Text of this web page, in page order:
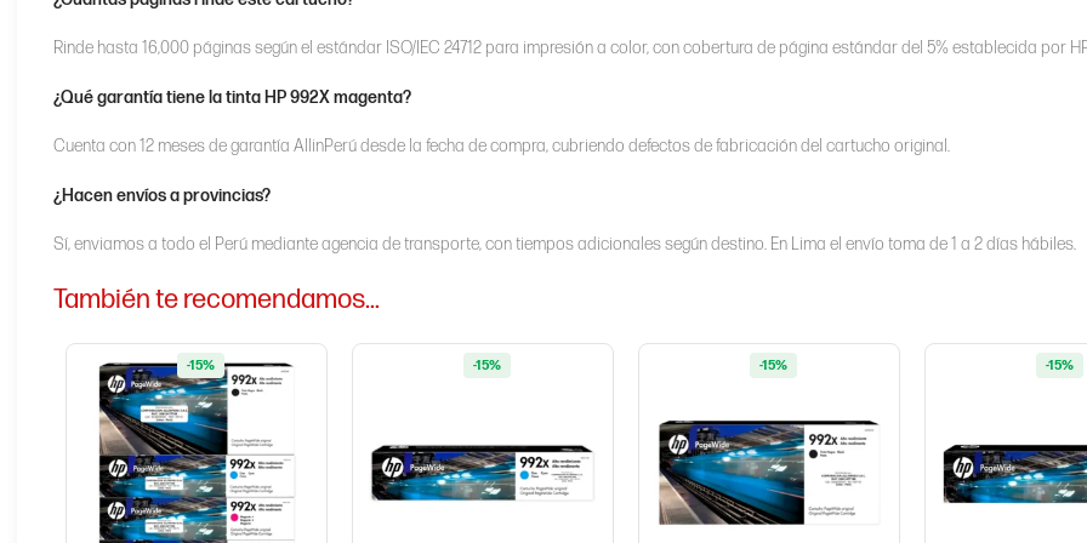
Rinde hasta 16,000 páginas según el estándar ISO/IEC 24712 para impresión a color, con cobertura de página estándar del 5% establecida por
¿Qué garantía tiene la tinta HP 992X magenta?
Cuenta con 12 meses de garantía AllinPerú desde la fecha de compra, cubriendo defectos de fabricación del cartucho original.
¿Hacen envíos a provincias?
Sí, enviamos a todo el Perú mediante agencia de transporte, con tiempos adicionales según destino. En Lima el envío toma de 1 a 2 días hábiles.
También te recomendamos…
-15% -15% -15% -15%